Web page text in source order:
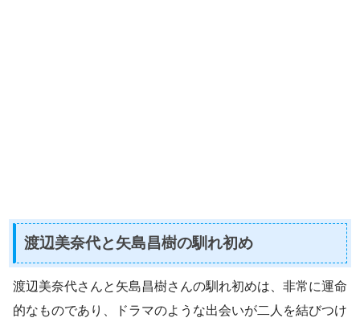
渡辺美奈代と矢島昌樹の馴れ初め
渡辺美奈代さんと矢島昌樹さんの馴れ初めは、非常に運命
的なものであり、ドラマのような出会いが二人を結びつけ